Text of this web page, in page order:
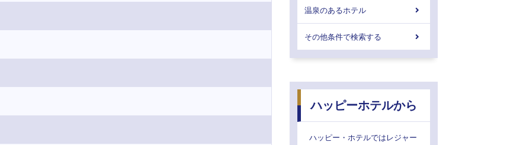
温泉のあるホテル
その他条件で検索する
ハッピーホテルから
ハッピー・ホテルではレジャー